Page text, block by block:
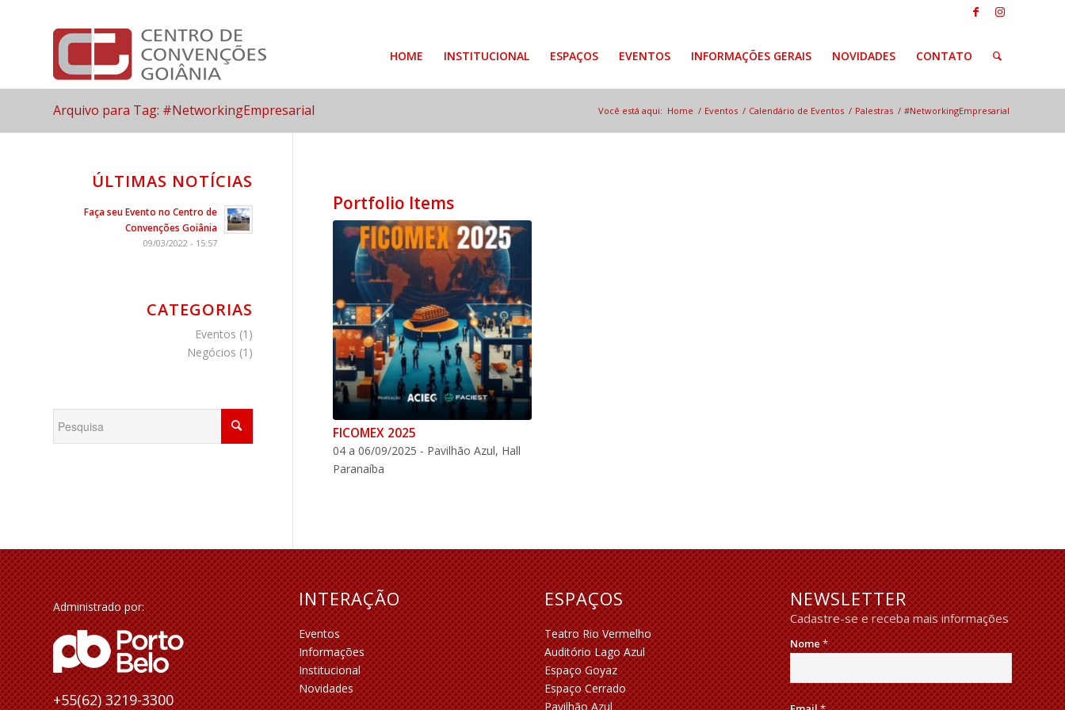
HOME INSTITUCIONAL ESPAÇOS EVENTOS INFORMAÇÕES GERAIS NOVIDADES CONTATO
Arquivo para Tag: #NetworkingEmpresarial Você está aqui: Home / Eventos / Calendário de Eventos / Palestras / #NetworkingEmpresarial
Portfolio Items
FICOMEX 2025
04 a 06/09/2025 - Pavilhão Azul, Hall
Paranaíba
ÚLTIMAS NOTÍCIAS
Faça seu Evento no Centro de
Convenções Goiânia
09/03/2022 - 15:57
CATEGORIAS
Eventos (1)
Negócios (1)
Administrado por:
+55(62) 3219-3300
INTERAÇÃO
Eventos
Informações
Institucional
Novidades
ESPAÇOS
Teatro Rio Vermelho
Auditório Lago Azul
Espaço Goyaz
Espaço Cerrado
Pavilhão Azul
NEWSLETTER
Cadastre-se e receba mais informações
Nome*